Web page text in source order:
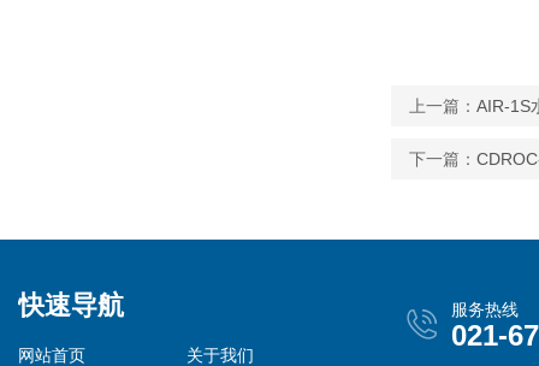
上一篇： AIR-1S
下一篇：
快速导航
网站首页
关于我们
服务热线
021-